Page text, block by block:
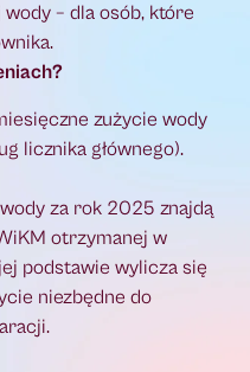
wody – dla osób, które
zużycie wody
licznika głównego).
za rok 2025 znajdą
otrzymanej w
podstawie wylicza się
niezbędne do